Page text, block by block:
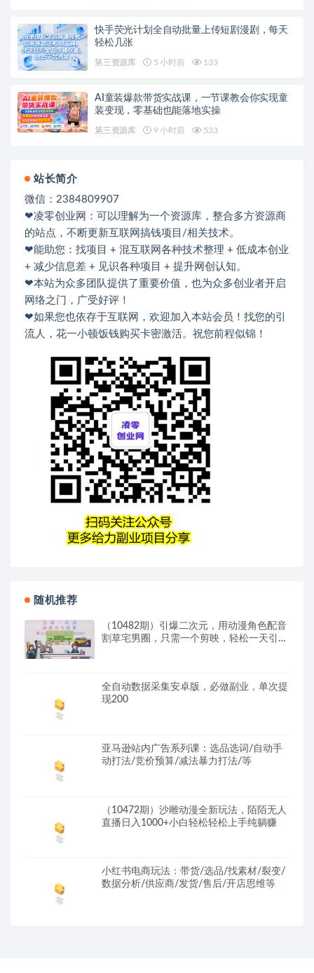
快手荧光计划全自动批量上传短剧漫剧，每天
轻松几张
第三资源库 5 小时前 133
AI童装爆款带货实战课，一节课教会你实现童
装变现，零基础也能落地实操
第三资源库 9 小时前 533
站长简介
微信：2384809907
❤凌零创业网：可以理解为一个资源库，整合多方资源商
的站点，不断更新互联网搞钱项目/相关技术。
❤能助您：找项目 + 混互联网各种技术整理 + 低成本创业
+ 减少信息差 + 见识各种项目 + 提升网创认知。
❤本站为众多团队提供了重要价值，也为众多创业者开启
网络之门，广受好评！
❤如果您也依存于互联网，欢迎加入本站会员！找您的引
流人，花一小顿饭钱购买卡密激活。祝您前程似锦！
随机推荐
（10482期）引爆二次元，用动漫角色配音
割草宅男圈，只需一个剪映，轻松一天引流
全自动数据采集安卓版，必做副业，单次提
现200
亚马逊站内广告系列课：选品选词/自动手
动打法/竞价预算/减法暴力打法/等
（10472期）沙雕动漫全新玩法，陌陌无人
直播日入1000+小白轻松轻松上手纯躺赚
小红书电商玩法：带货/选品/找素材/裂变/
数据分析/供应商/发货/售后/开店思维等